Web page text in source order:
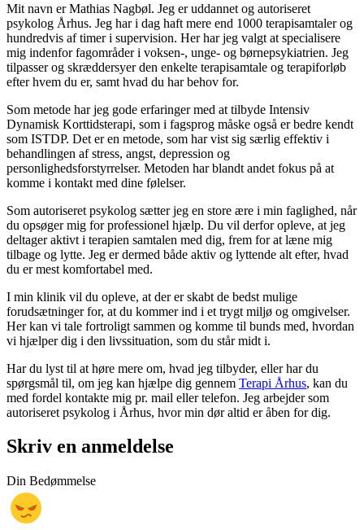
Mit navn er Mathias Nagbøl. Jeg er uddannet og autoriseret
psykolog Århus. Jeg har i dag haft mere end 1000 terapisamtaler og
hundredvis af timer i supervision. Her har jeg valgt at specialisere
mig indenfor fagområder i voksen-, unge- og børnepsykiatrien. Jeg
tilpasser og skræddersyer den enkelte terapisamtale og terapiforløb
efter hvem du er, samt hvad du har behov for.
Som metode har jeg gode erfaringer med at tilbyde Intensiv
Dynamisk Korttidsterapi, som i fagsprog måske også er bedre kendt
som ISTDP. Det er en metode, som har vist sig særlig effektiv i
behandlingen af stress, angst, depression og
personlighedsforstyrrelser. Metoden har blandt andet fokus på at
komme i kontakt med dine følelser.
Som autoriseret psykolog sætter jeg en store ære i min faglighed, når
du opsøger mig for professionel hjælp. Du vil derfor opleve, at jeg
deltager aktivt i terapien samtalen med dig, frem for at læne mig
tilbage og lytte. Jeg er dermed både aktiv og lyttende alt efter, hvad
du er mest komfortabel med.
I min klinik vil du opleve, at der er skabt de bedst mulige
forudsætninger for, at du kommer ind i et trygt miljø og omgivelser.
Her kan vi tale fortroligt sammen og komme til bunds med, hvordan
vi hjælper dig i den livssituation, som du står midt i.
Har du lyst til at høre mere om, hvad jeg tilbyder, eller har du
spørgsmål til, om jeg kan hjælpe dig gennem Terapi Århus, kan du
med fordel kontakte mig pr. mail eller telefon. Jeg arbejder som
autoriseret psykolog i Århus, hvor min dør altid er åben for dig.
Skriv en anmeldelse
Din Bedømmelse